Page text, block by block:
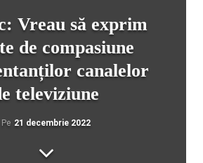
Vreau să exprim
de compasiune
canalelor
televiziune
Pe 21 decembrie 2022